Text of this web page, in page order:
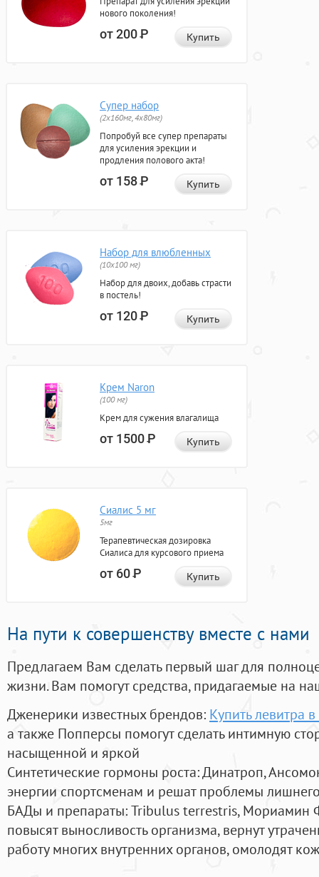
нового поколения!
от 200Р Купить
Супер набор
(2х160мг, 4х80мг)
Попробуй все супер препараты
для усиления эрекции и
продления полового акта!
от 158Р Купить
Набор для влюбленных
(10х100 мг)
Набор для двоих, добавь страсти
в постель!
от 120Р Купить
Крем Naron
(100 мг)
Крем для сужения влагалища
от 1500Р Купить
Сиалис 5 мг
5мг
Терапевтическая дозировка
Сиалиса для курсового приема
от 60Р Купить
На пути к совершенству вместе с нами
Предлагаем Вам сделать первый шаг для
жизни. Вам помогут средства, придагаемые на
Дженерики известных брендов: Купить левитра
а также Попперсы помогут сделать интимную
насыщенной и яркой
Синтетические гормоны роста: Динатроп,
энергии спортсменам и решат проблемы
БАДы и препараты:Tribulus terrestris, Мориамин
повысят выносливость организма, вернут
работу многих внутренних органов, омолодят